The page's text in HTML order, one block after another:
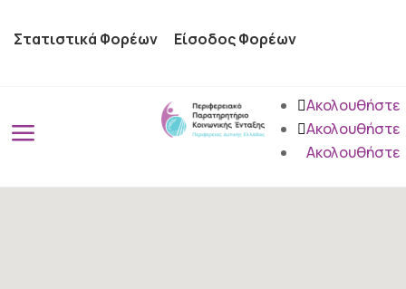
Στατιστικά Φορέων Είσοδος Φορέων
a
Ακολουθήστε
Ακολουθήστε
Ακολουθήστε